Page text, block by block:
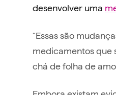
desenvolver uma
“Essas são
medicamentos que
chá de folha de